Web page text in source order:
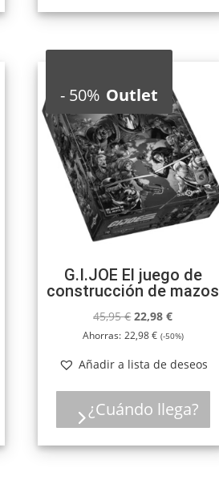
- 50% Outlet
G.I.JOE El juego de
construcción de mazos
45,95€El
precio
era:
45,95 €.
22,98€El
precio
es:
22,98 €.
Ahorras: 22,98€ (-50%)
Añadir a lista de deseos
¿Cuándo llega?